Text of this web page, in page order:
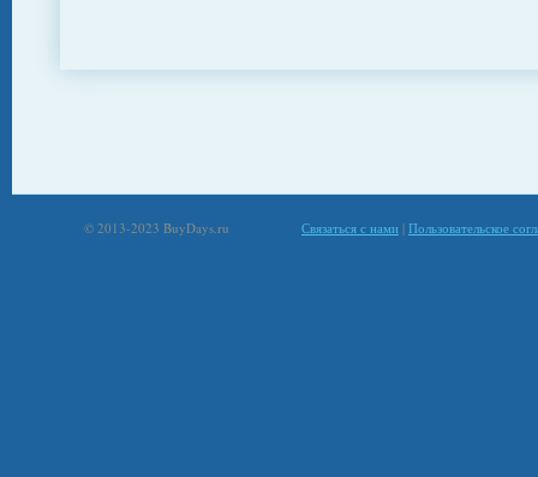
© 2013-2023 BuyDays.ru Связаться с нами | Пользовательское